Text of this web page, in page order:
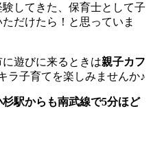
してきた、保育士として子
だけたら！と思っていま
遊びに来るときは親子カフ
ラ子育てを楽しみませんか♪
駅からも南武線で5分ほど